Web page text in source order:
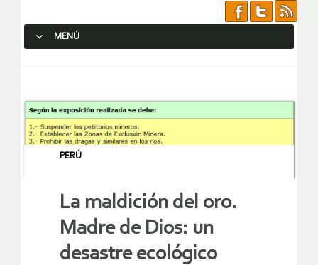
MENÚ
PERÚ
La maldición del oro.
Madre de Dios: un
desastre ecológico